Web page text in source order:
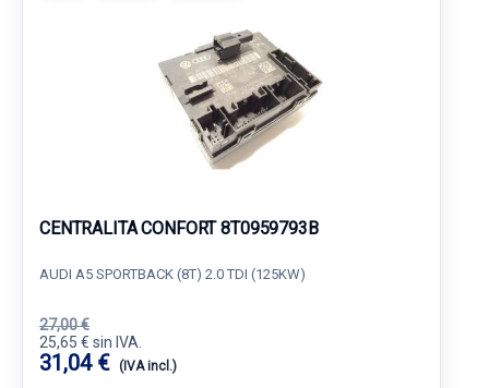
CENTRALITA CONFORT 8T0959793B
AUDI A5 SPORTBACK (8T) 2.0 TDI (125KW)
27,00 €
25,65 € sin IVA.
31,04 € (IVA incl.)